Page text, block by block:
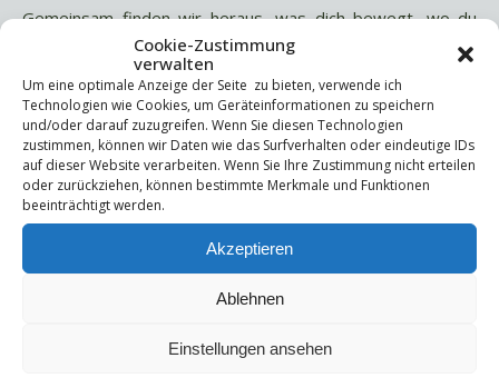
Cookie-Zustimmung
verwalten
Um eine optimale Anzeige der Seite zu bieten, verwende ich
Technologien wie Cookies, um Geräteinformationen zu speichern
und/oder darauf zuzugreifen. Wenn Sie diesen Technologien
zustimmen, können wir Daten wie das Surfverhalten oder eindeutige IDs
auf dieser Website verarbeiten. Wenn Sie Ihre Zustimmung nicht erteilen
oder zurückziehen, können bestimmte Merkmale und Funktionen
beeinträchtigt werden.
Akzeptieren
Ablehnen
Einstellungen ansehen
Gemeinsam finden wir heraus, was dich bewegt, wo du
hinmöchtest und wie du diesen Weg gehen kannst.
Was dich in meinem Coaching erwartet:
Individuelle Begleitung:Deine Themen stehen im
Mittelpunkt. Gemeinsam erarbeiten wir Lösungen, die
zu dir passen.
Praktische Werkzeuge:
die Hand, die dir helfen, Herausforderungen zu
meistern.
Inspiration und Motivation:Ich unterstütze dich
Perspektiven zu entwickeln.